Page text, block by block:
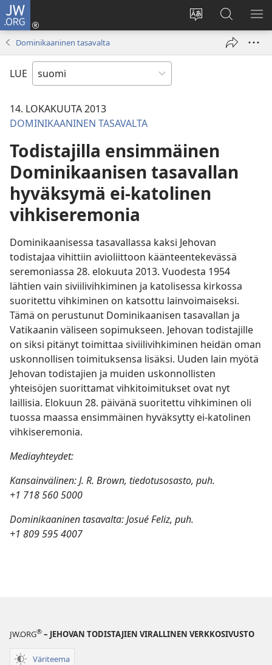
JW.ORG
Vaihda
sivuston
Kirjaudu
(avaa
Hae
JW.ORG-
sivustolta
Dominikaaninen tasavalta
LUE
14. LOKAKUUTA 2013
DOMINIKAANINEN TASAVALTA
Todistajilla ensimmäinen
Dominikaanisen tasavallan
hyväksymä ei-katolinen
vihkiseremonia
Dominikaanisessa tasavallassa kaksi Jehovan
todistajaa vihittiin avioliittoon käänteentekevässä
seremoniassa 28. elokuuta 2013. Vuodesta 1954
lähtien vain siviilivihkiminen ja katolisessa kirkossa
suoritettu vihkiminen on katsottu lainvoimaiseksi.
Tämä on perustunut Dominikaanisen tasavallan ja
Vatikaanin väliseen sopimukseen. Jehovan todistajille
on siksi pitänyt toimittaa siviilivihkiminen heidän oman
uskonnollisen toimituksensa lisäksi. Uuden lain myötä
Jehovan todistajien ja muiden uskonnollisten
yhteisöjen suorittamat vihkitoimitukset ovat nyt
laillisia. Elokuun 28. päivänä suoritettu vihkiminen oli
tuossa maassa ensimmäinen hyväksytty ei-katolinen
vihkiseremonia.
Mediayhteydet:
Kansainvälinen: J. R. Brown, tiedotusosasto, puh.
+1 718 560 5000
Dominikaaninen tasavalta: Josué Feliz, puh.
+1 809 595 4007
JW.ORG® – JEHOVAN TODISTAJIEN VIRALLINEN VERKKOSIVUSTO
Väriteema